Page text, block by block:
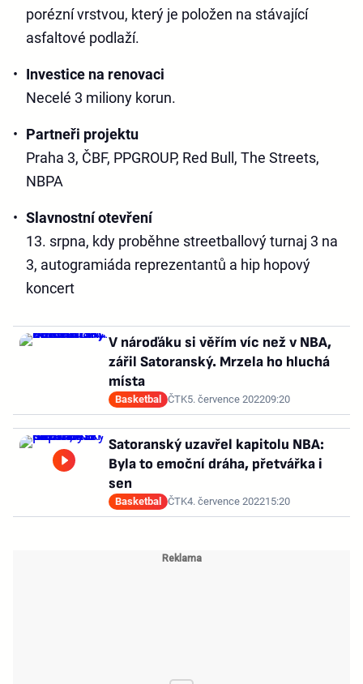
porézní vrstvou, který je položen na stávající
asfaltové podlaží.
Investice na renovaci
Necelé 3 miliony korun.
Partneři projektu
Praha 3, ČBF, PPGROUP, Red Bull, The Streets,
NBPA
Slavnostní otevření
13. srpna, kdy proběhne streetballový turnaj 3 na
3, autogramiáda reprezentantů a hip hopový
koncert
V nároďáku si věřím víc než v NBA,
zářil Satoranský. Mrzela ho hluchá
místa
Basketbal ČTK5. července 202209:20
Satoranský uzavřel kapitolu NBA:
Byla to emoční dráha, přetvářka i
sen
Basketbal ČTK4. července 202215:20